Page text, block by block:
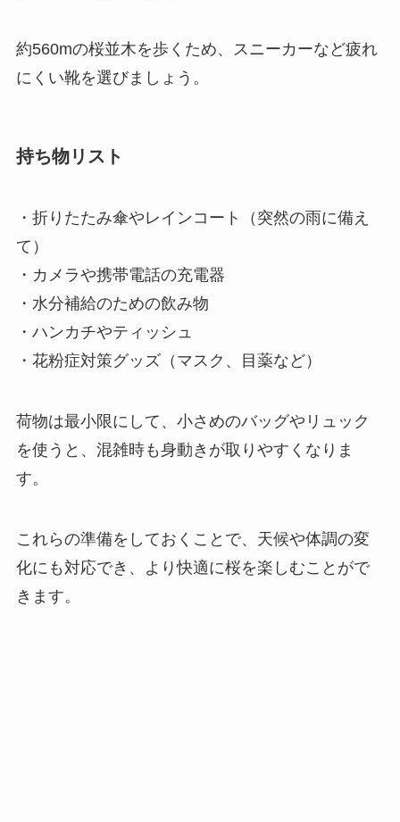
約560mの桜並木を歩くため、スニーカーなど疲れ
にくい靴を選びましょう。
持ち物リスト
・折りたたみ傘やレインコート（突然の雨に備え
て）
・カメラや携帯電話の充電器
・水分補給のための飲み物
・ハンカチやティッシュ
・花粉症対策グッズ（マスク、目薬など）
荷物は最小限にして、小さめのバッグやリュック
を使うと、混雑時も身動きが取りやすくなりま
す。
これらの準備をしておくことで、天候や体調の変
化にも対応でき、より快適に桜を楽しむことがで
きます。